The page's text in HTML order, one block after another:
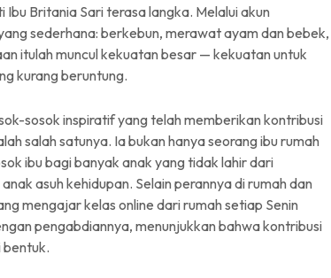
Britania Sari terasa langka. Melalui akun
sederhana: berkebun, merawat ayam dan bebek,
itulah muncul kekuatan besar — kekuatan untuk
kurang beruntung.
sosok inspiratif yang telah memberikan kontribusi
salah satunya. Ia bukan hanya seorang ibu rumah
ibu bagi banyak anak yang tidak lahir dari
asuh kehidupan. Selain perannya di rumah dan
mengajar kelas online dari rumah setiap Senin
pengabdiannya, menunjukkan bahwa kontribusi
bentuk.